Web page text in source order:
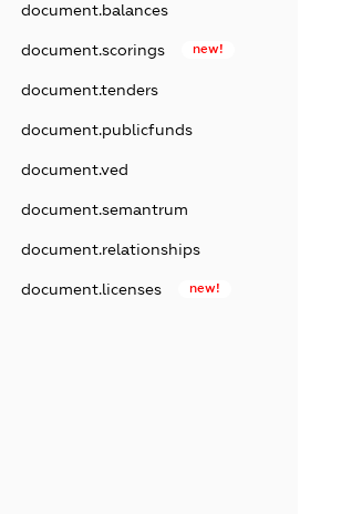
document.balances
document.scorings new!
document.tenders
document.publicfunds
document.ved
document.semantrum
document.relationships
document.licenses new!